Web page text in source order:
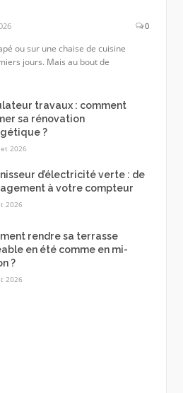
0
ou sur une chaise de cuisine
jours. Mais au bout de
travaux : comment
sa rénovation
?
2026
d’électricité verte : de
à votre compteur
2026
rendre sa terrasse
en été comme en mi-
?
2026